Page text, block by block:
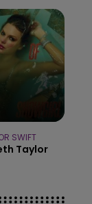
SWIFT
Taylor